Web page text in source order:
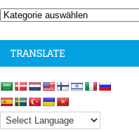
TRANSLATE